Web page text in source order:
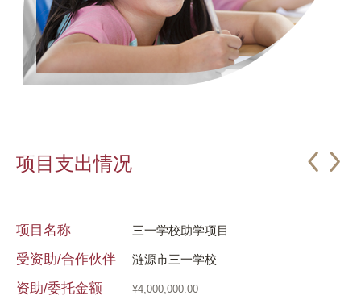
项目支出情况
项目名称 三一学校助学项目
受资助/合作伙伴 涟源市三一学校
资助/委托金额 ¥4,000,000.00